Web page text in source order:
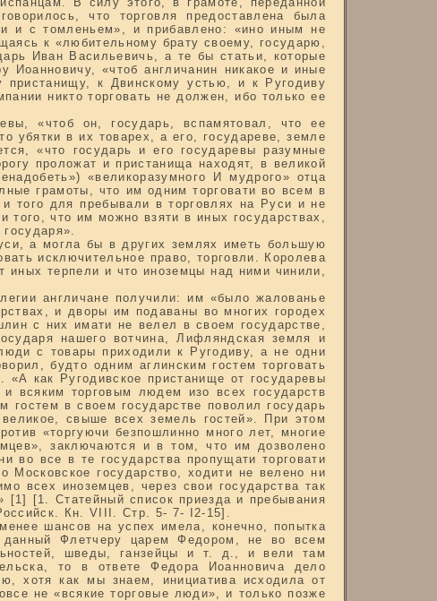
что торговля предоставлена была
и с томленьем», и прибавлено: «ино иным не
к «любительному брату своему, государю,
Иван Васильевичь, а те бы статьи, которые
«чтоб англичанин никакое и иные
пристанищу, к Двинскому устью, и к Ругодиву
никто торговать не должен, ибо только ее
«чтоб он, государь, вспамятовал, что ее
убятки в их товарех, а его, государеве, земле
«что государь и его государевы разумные
проложат и пристанища находят, в великой
«великоразумного И мудрого» отца
грамоты, что им одним торговати во всем в
того для пребывали в торговлях на Руси и не
что им можно взяти в иных государствах,
а могла бы в других землях иметь большую
исключительное право, торговли. Королева
иных терпели и что иноземцы над ними чинили,
англичане получили: им «было жалованье
и дворы им подаваны во многих городех
с них имати не велел в своем государстве,
нашего вотчина, Лифляндская земля и
с товары приходили к Ругодиву, а не одни
будто одним аглинским гостем торговать
«А как Ругодивское пристанище от государевы
всяким торговым людем изо всех государств
гостем в своем государстве поволил государь
свыше всех земель гостей». При этом
«торгуючи безпошлинно много лет, многие
заключаются и в том, что им дозволено
все в те государства пропущати торговати
государство, ходити не велено ни
всех иноземцев, через свои государства так
[1] [1. Статейный список приезда и пребывания
Кн. VIII. Стр. 5- 7- I2-15].
шансов на успех имела, конечно, попытка
данный Флетчеру царем Федором, не во всем
шведы, ганзейцы и т. д., и вели там
то в ответе Федора Иоанновича дело
хотя как мы знаем, инициатива исходила от
не «всякие торговые люди», и только позже